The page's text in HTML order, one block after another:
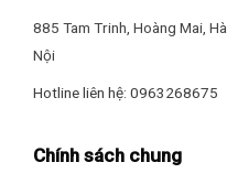
885 Tam Trinh, Hoàng Mai, Hà
Nội
Hotline liên hệ: 0963268675
Chính sách chung